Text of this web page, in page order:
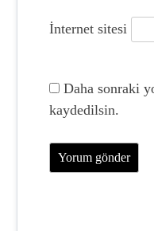
İnternet sitesi
Daha sonraki
kaydedilsin.